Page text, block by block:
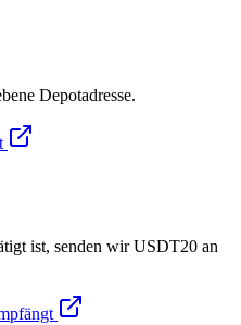
Depotadresse.
ist, senden wir USDT20 an